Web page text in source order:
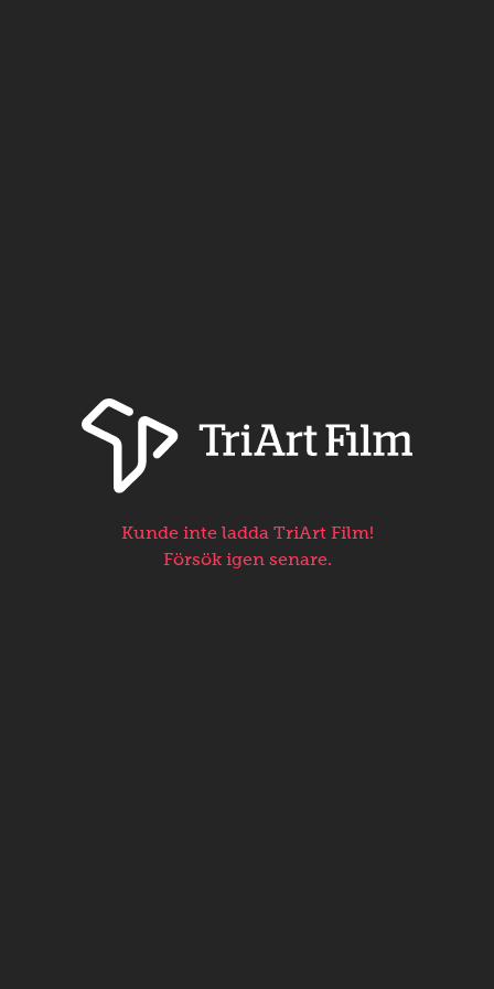
Kunde inte ladda TriArt Film!
Försök igen senare.